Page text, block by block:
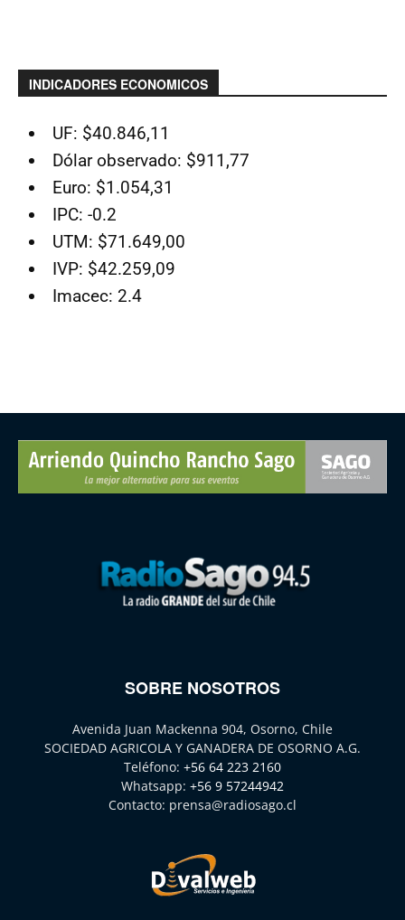
INDICADORES ECONOMICOS
UF: $40.846,11
Dólar observado: $911,77
Euro: $1.054,31
IPC: -0.2
UTM: $71.649,00
IVP: $42.259,09
Imacec: 2.4
SOBRE NOSOTROS
Avenida Juan Mackenna 904, Osorno, Chile
SOCIEDAD AGRICOLA Y GANADERA DE OSORNO A.G.
Teléfono: +56 64 223 2160
Whatsapp: +56 9 57244942
Contacto: prensa@radiosago.cl